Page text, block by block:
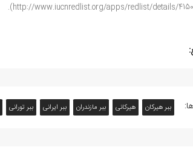
(http://www.iucnredlist.org/apps/redlist/details/
ببر هیرکان هیرکانی ببر مازندران ببر ایرانی ببر تورانی